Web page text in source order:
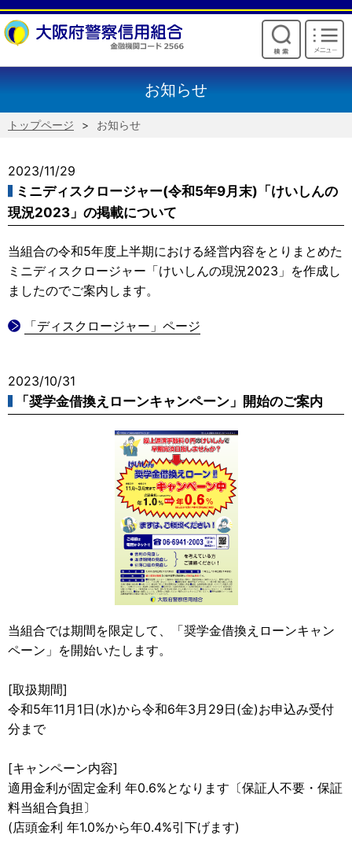
けいしんからのお願い
お知らせ
トップページ お知らせ
2023/11/29
ミニディスクロージャー(令和5年9月末)「けいしんの
現況2023」の掲載について
当組合の令和5年度上半期における経営内容をとりまとめた
ミニディスクロージャー「けいしんの現況2023」を作成し
ましたのでご案内します。
「ディスクロージャー」ページ
2023/10/31
「奨学金借換えローンキャンペーン」開始のご案内
当組合では期間を限定して、「奨学金借換えローンキャン
ペーン」を開始いたします。
[取扱期間]
令和5年11月1日(水)から令和6年3月29日(金)お申込み受付
分まで
[キャンペーン内容]
適用金利が固定金利 年0.6%となります〔保証人不要・保証
料当組合負担〕
(店頭金利 年1.0%から年0.4%引下げます)